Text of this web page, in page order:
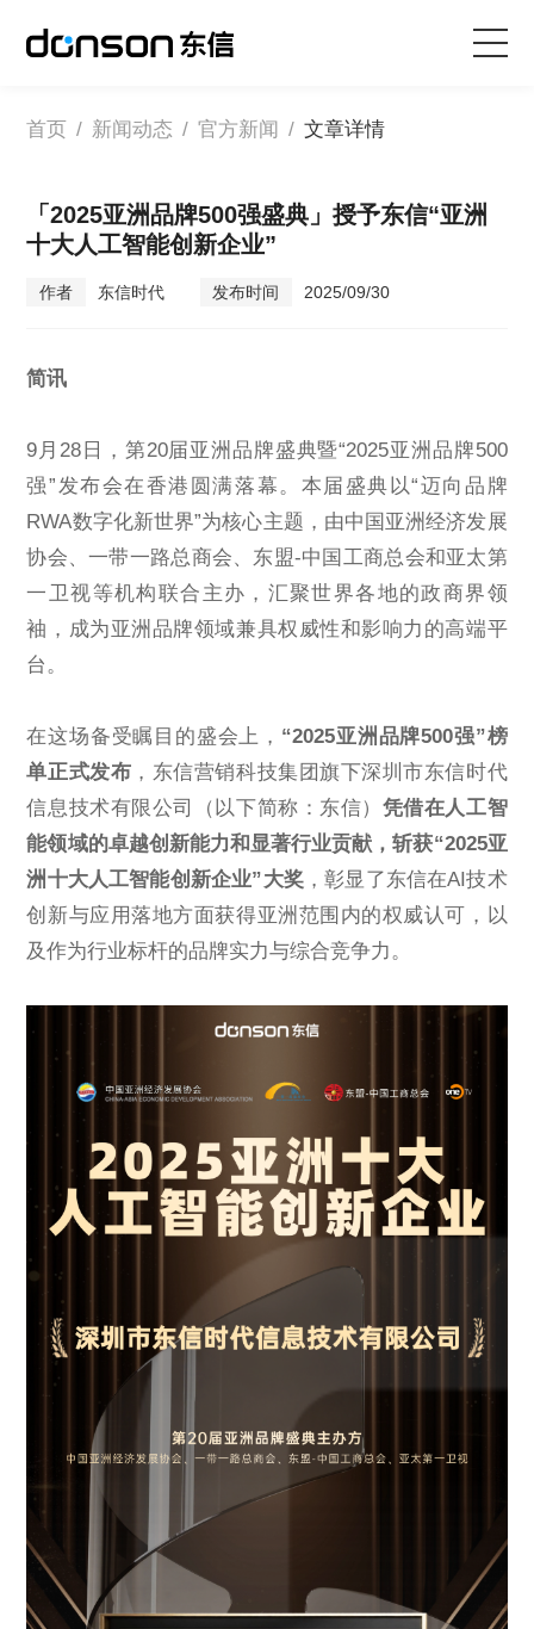
首页
关于东信
ESG
首页 / 新闻动态 / 官方新闻 / 文章详情
「2025亚洲品牌500强盛典」授予东信“亚洲
十大人工智能创新企业”
作者 东信时代 发布时间 2025/09/30
简讯
9月28日，第20届亚洲品牌盛典暨“2025亚洲品牌500
强”发布会在香港圆满落幕。本届盛典以“迈向品牌
RWA数字化新世界”为核心主题，由中国亚洲经济发展
协会、一带一路总商会、东盟-中国工商总会和亚太第
一卫视等机构联合主办，汇聚世界各地的政商界领
袖，成为亚洲品牌领域兼具权威性和影响力的高端平
台。
在这场备受瞩目的盛会上， “2025亚洲品牌500强”榜
单正式发布 ，东信营销科技集团旗下深圳市东信时代
信息技术有限公司（以下简称：东信） 凭借在人工智
能领域的卓越创新能力和显著行业贡献，斩获“2025亚
洲十大人工智能创新企业”大奖，彰显了东信在AI技术
创新与应用落地方面获得亚洲范围内的权威认可，以
及作为行业标杆的品牌实力与综合竞争力。